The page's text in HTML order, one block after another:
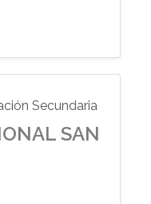
Secundaria
SAN